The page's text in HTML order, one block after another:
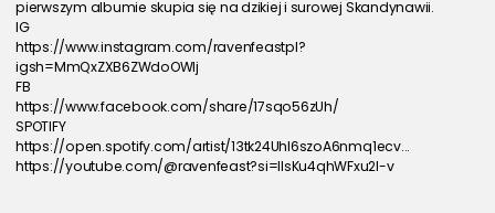
pierwszym albumie skupia się na dzikiej i surowej Skandynawii.
IG
https://www.instagram.com/ravenfeastpl?
igsh=MmQxZXB6ZWdoOWlj
FB
https://www.facebook.com/share/17sqo56zUh/
SPOTIFY
https://open.spotify.com/artist/13tk24UhI6szoA6nmq1ecv...
https://youtube.com/@ravenfeast?si=llsKu4qhWFxu2I-v